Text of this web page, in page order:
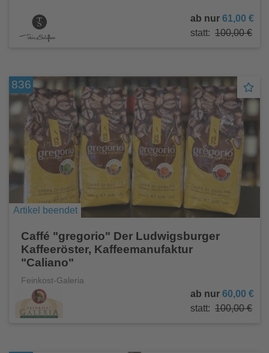
ab nur 61,00 €
statt: 100,00 €
836
Artikel beendet
Caffé "gregorio" Der Ludwigsburger
Kaffeeröster, Kaffeemanufaktur
"Caliano"
Feinkost-Galeria
ab nur 60,00 €
statt: 100,00 €